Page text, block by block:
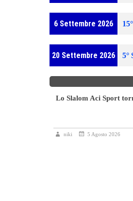
6 Settembre 2026
20 Settembre 2026 5°
Lo Slalom Aci Sport
niki 5 Agosto 2026